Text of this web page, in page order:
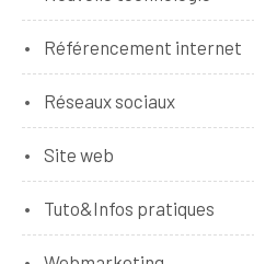
Référencement internet
Réseaux sociaux
Site web
Tuto&Infos pratiques